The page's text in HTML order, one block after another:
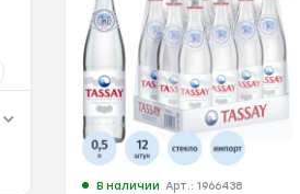
В наличии Арт.: 1966438